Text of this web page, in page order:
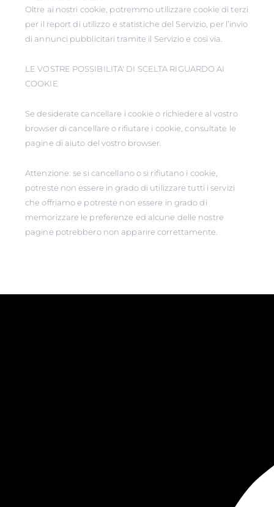
Oltre ai nostri cookie, potremmo utilizzare cookie di terzi
per il report di utilizzo e statistiche del Servizio, per l’invio
di annunci pubblicitari tramite il Servizio e così via.
LE VOSTRE POSSIBILITA' DI SCELTA RIGUARDO AI
COOKIE
Se desiderate cancellare i cookie o richiedere al vostro
browser di cancellare o rifiutare i cookie, consultate le
pagine di aiuto del vostro browser.
Attenzione: se si cancellano o si rifiutano i cookie,
potreste non essere in grado di utilizzare tutti i servizi
che offriamo e potreste non essere in grado di
memorizzare le preferenze ed alcune delle nostre
pagine potrebbero non apparire correttamente.